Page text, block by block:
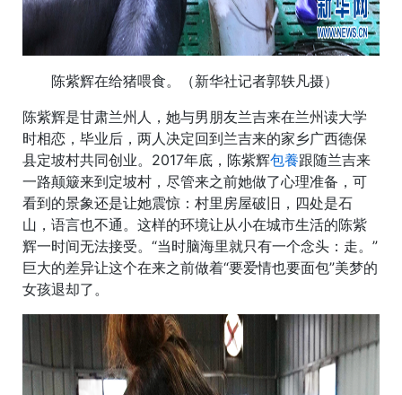
陈紫辉在给猪喂食。（新华社记者郭轶凡摄）
陈紫辉是甘肃兰州人，她与男朋友兰吉来在兰州读大学
时相恋，毕业后，两人决定回到兰吉来的家乡广西德保
县定坡村共同创业。2017年底，陈紫辉包養跟随兰吉来
一路颠簸来到定坡村，尽管来之前她做了心理准备，可
看到的景象还是让她震惊：村里房屋破旧，四处是石
山，语言也不通。这样的环境让从小在城市生活的陈紫
辉一时间无法接受。“当时脑海里就只有一个念头：走。”
巨大的差异让这个在来之前做着“要爱情也要面包”美梦的
女孩退却了。